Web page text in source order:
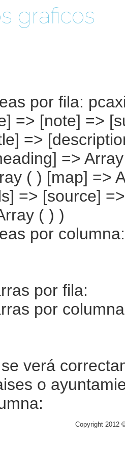
graficos
por fila:
=> [note] =>
=>
=>
( ) [map] =>
=> [source]
( ) )
por columna:
por fila:
por
verá
o
Copyright 2012